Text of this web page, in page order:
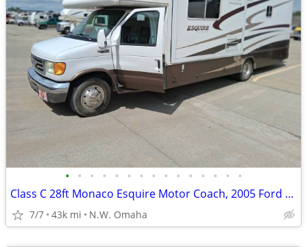
• • • • • • • • • • • • • • •
Class C 28ft Monaco Esquire Motor Coach, 2005 Ford E450
7/7 43k mi N.W. Omaha